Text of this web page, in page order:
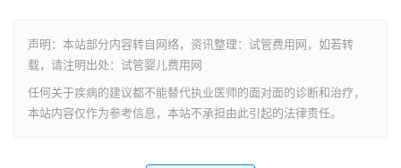
声明：本站部分内容转自网络，资讯整理：试管费用网，如若转
载，请注明出处：试管婴儿费用网
任何关于疾病的建议都不能替代执业医师的面对面的诊断和治疗，
本站内容仅作为参考信息，本站不承担由此引起的法律责任。